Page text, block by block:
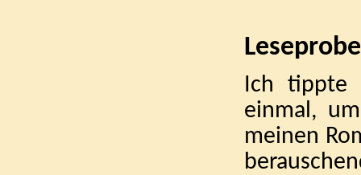
Leseprobe
Ich tippte
einmal,
meinen